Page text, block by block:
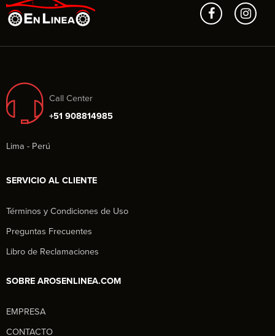
Call Center
+51 908814985
Lima - Perú
SERVICIO AL CLIENTE
Términos y Condiciones de Uso
Preguntas Frecuentes
Libro de Reclamaciones
SOBRE AROSENLINEA.COM
EMPRESA
CONTACTO